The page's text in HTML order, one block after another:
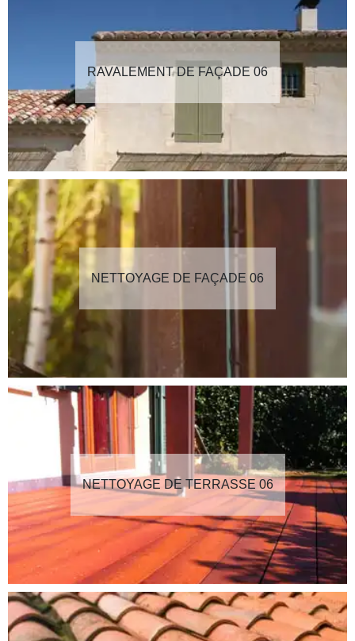
RAVALEMENT DE FAÇADE 06
NETTOYAGE DE FAÇADE 06
NETTOYAGE DE TERRASSE 06